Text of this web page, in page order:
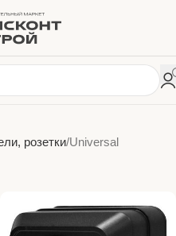
розетки Universal